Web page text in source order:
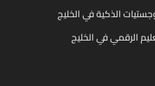
الرقمي في الخليج